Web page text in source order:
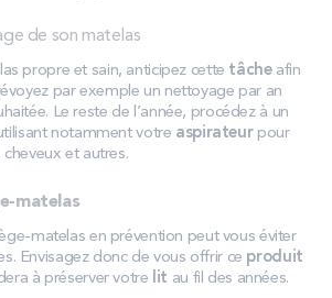
de son matelas
propre et sain, anticipez cette tâcheafin
par exemple un nettoyage par an
Le reste de l’année, procédez à un
notamment votre aspirateurpour
et autres.
matelas
matelas en prévention peut vous éviter
Envisagez donc de vous offrir ce produit
à préserver votre lit au fil des années.